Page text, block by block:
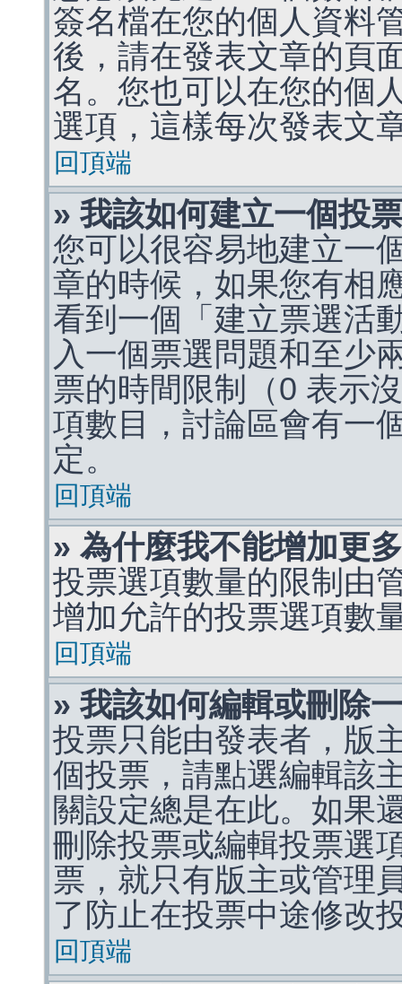
簽名檔在您的個人資料
後，請在發表文章的頁
名。您也可以在您的個
選項，這樣每次發表文
回頂端
» 我該如何建立一個投
您可以很容易地建立一
章的時候，如果您有相
看到一個「建立票選活
入一個票選問題和至少
票的時間限制（0 表示
項數目，討論區會有一
定。
回頂端
» 為什麼我不能增加更
投票選項數量的限制由
增加允許的投票選項數
回頂端
» 我該如何編輯或刪除
投票只能由發表者，版
個投票，請點選編輯該
關設定總是在此。如果
刪除投票或編輯投票選
票，就只有版主或管理
了防止在投票中途修改
回頂端